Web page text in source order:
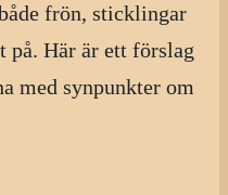
frön, sticklingar
på. Här är ett förslag
med synpunkter om